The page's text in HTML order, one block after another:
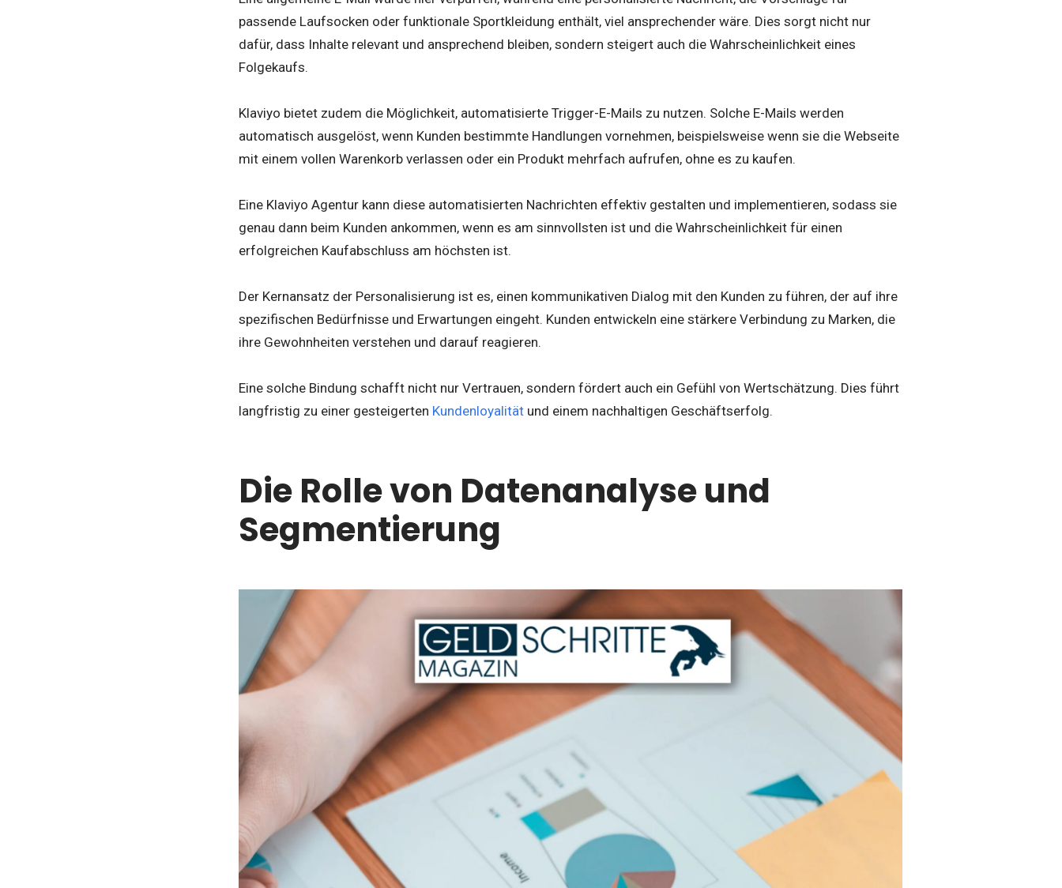
passende Laufsocken oder funktionale Sportkleidung enthält, viel ansprechender wäre. Dies sorgt nicht nur
dafür, dass Inhalte relevant und ansprechend bleiben, sondern steigert auch die Wahrscheinlichkeit eines
Folgekaufs.
Klaviyo bietet zudem die Möglichkeit, automatisierte Trigger-E-Mails zu nutzen. Solche E-Mails werden
automatisch ausgelöst, wenn Kunden bestimmte Handlungen vornehmen, beispielsweise wenn sie die Webseite
mit einem vollen Warenkorb verlassen oder ein Produkt mehrfach aufrufen, ohne es zu kaufen.
Eine Klaviyo Agentur kann diese automatisierten Nachrichten effektiv gestalten und implementieren, sodass sie
genau dann beim Kunden ankommen, wenn es am sinnvollsten ist und die Wahrscheinlichkeit für einen
erfolgreichen Kaufabschluss am höchsten ist.
Der Kernansatz der Personalisierung ist es, einen kommunikativen Dialog mit den Kunden zu führen, der auf ihre
spezifischen Bedürfnisse und Erwartungen eingeht. Kunden entwickeln eine stärkere Verbindung zu Marken, die
ihre Gewohnheiten verstehen und darauf reagieren.
Eine solche Bindung schafft nicht nur Vertrauen, sondern fördert auch ein Gefühl von Wertschätzung. Dies führt
langfristig zu einer gesteigerten Kundenloyalität und einem nachhaltigen Geschäftserfolg.
Die Rolle von Datenanalyse und
Segmentierung